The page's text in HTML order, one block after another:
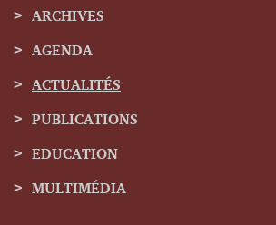
Menu
de
navigation
ARCHIVES
AGENDA
ACTUALITÉS
PUBLICATIONS
EDUCATION
MULTIMÉDIA